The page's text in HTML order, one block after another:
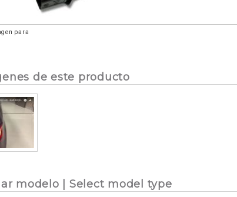
para
de este producto
modelo | Select model type